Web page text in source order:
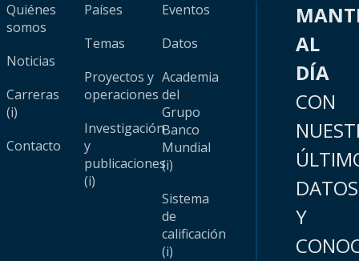
Quiénes
somos
Noticias
Carreras
(i)
Contacto
Países
Temas
Proyectos y
operaciones
Investigación
y
publicaciones
(i)
Eventos
Datos
Academia
del
Grupo
Banco
Mundial
(i)
Sistema
de
calificación
(i)
AL
DÍA
CON
DATOS
Y